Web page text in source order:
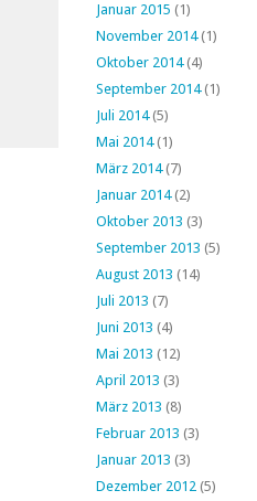
Januar 2015 (1)
November 2014(1)
Oktober 2014(4)
September 2014(1)
Juli 2014(5)
Mai 2014(1)
März 2014(7)
Januar 2014(2)
Oktober 2013 (3)
September 2013 (5)
August 2013 (14)
Juli 2013 (7)
Juni 2013 (4)
Mai 2013 (12)
April 2013 (3)
März 2013 (8)
Februar 2013 (3)
Januar 2013 (3)
Dezember 2012 (5)